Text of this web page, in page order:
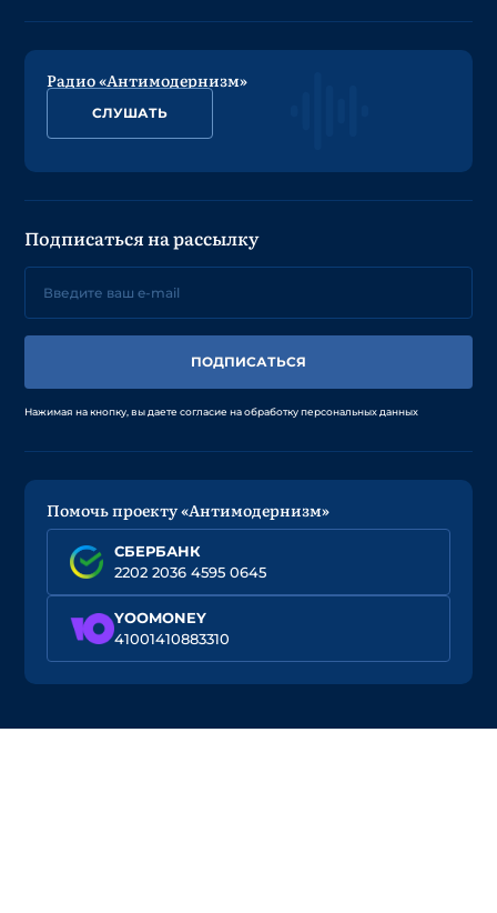
Радио «Антимодернизм»
СЛУШАТЬ
Подписаться на рассылку
ПОДПИСАТЬСЯ
Нажимая на кнопку, вы даете согласие на обработку персональных данных
Помочь проекту «Антимодернизм»
СБЕРБАНК
2202 2036 4595 0645
YOOMONEY
41001410883310